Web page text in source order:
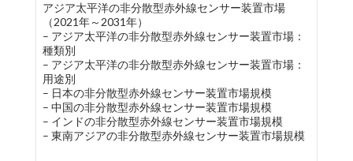
アジア太平洋の非分散型赤外線センサー装置市場
（2021年～2031年）
– アジア太平洋の非分散型赤外線センサー装置市場：
種類別
– アジア太平洋の非分散型赤外線センサー装置市場：
用途別
– 日本の非分散型赤外線センサー装置市場規模
– 中国の非分散型赤外線センサー装置市場規模
– インドの非分散型赤外線センサー装置市場規模
– 東南アジアの非分散型赤外線センサー装置市場規模